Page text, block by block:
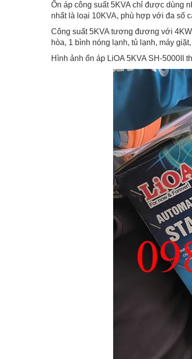
Ổn áp công suất 5KVA chỉ được dùng
nhất là loại 10KVA, phù hợp với đa số
Công suất 5KVA tương đương với
hòa, 1 bình nóng lạnh, tủ lạnh, máy
Hình ảnh ổn áp LiOA 5KVA SH-5000II